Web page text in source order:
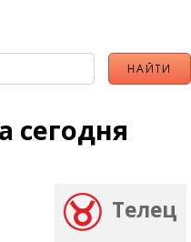
сегодня
Телец